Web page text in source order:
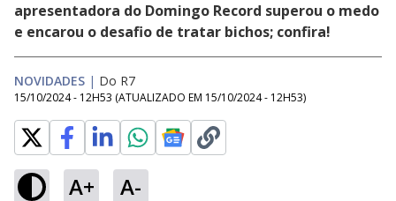
apresentadora do Domingo Record superou o medo
e encarou o desafio de tratar bichos; confira!
NOVIDADES | Do R7
15/10/2024 - 12H53 (ATUALIZADO EM 15/10/2024 - 12H53)
A+ A-